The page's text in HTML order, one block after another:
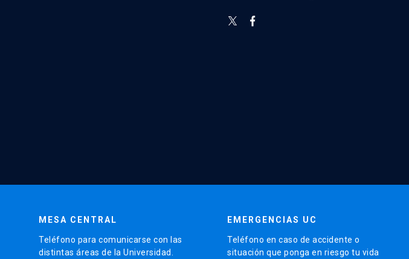
MESA CENTRAL
Teléfono para comunicarse con las
distintas áreas de la Universidad.
EMERGENCIAS UC
Teléfono en caso de accidente o
situación que ponga en riesgo tu vida